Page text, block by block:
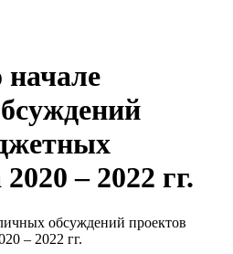
– 2022 гг.